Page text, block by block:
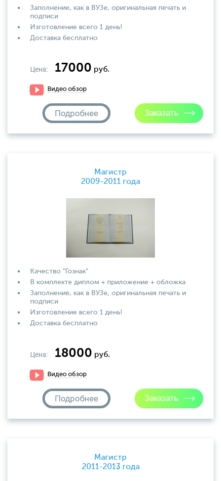
Заполнение, как в ВУЗе, оригинальная печать и
подписи
Изготовление всего 1 день!
Доставка бесплатно
Цена: 17000 руб.
Видео обзор
Подробнее
Магистр
2009-2011 года
Качество "Гознак"
В комплекте диплом + приложение + обложка
Заполнение, как в ВУЗе, оригинальная печать и
подписи
Изготовление всего 1 день!
Доставка бесплатно
Цена: 18000 руб.
Видео обзор
Подробнее
Магистр
2011-2013 года